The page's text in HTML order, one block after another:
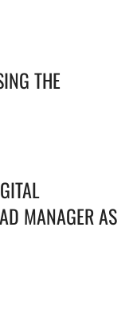
THE
MANAGER AS